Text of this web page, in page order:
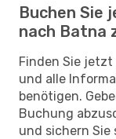
Buchen Sie
nach Batna
Finden Sie
und alle
benötigen.
Buchung
und sichern Sie